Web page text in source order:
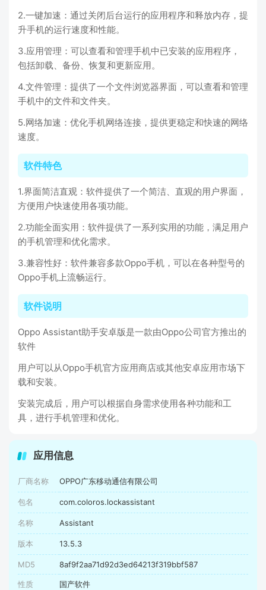
2.一键加速：通过关闭后台运行的应用程序和释放内存，提
升手机的运行速度和性能。
3.应用管理：可以查看和管理手机中已安装的应用程序，
包括卸载、备份、恢复和更新应用。
4.文件管理：提供了一个文件浏览器界面，可以查看和管理
手机中的文件和文件夹。
5.网络加速：优化手机网络连接，提供更稳定和快速的网络
速度。
软件特色
1.界面简洁直观：软件提供了一个简洁、直观的用户界面，
方便用户快速使用各项功能。
2.功能全面实用：软件提供了一系列实用的功能，满足用户
的手机管理和优化需求。
3.兼容性好：软件兼容多款Oppo手机，可以在各种型号的
Oppo手机上流畅运行。
软件说明
Oppo Assistant助手安卓版是一款由Oppo公司官方推出的
软件
用户可以从Oppo手机官方应用商店或其他安卓应用市场下
载和安装。
安装完成后，用户可以根据自身需求使用各种功能和工
具，进行手机管理和优化。
应用信息
厂商名称 OPPO广东移动通信有限公司
包名 com.coloros.lockassistant
名称 Assistant
版本 13.5.3
MD5 8af9f2aa71d92d3ed64213f319bbf587
性质 国产软件